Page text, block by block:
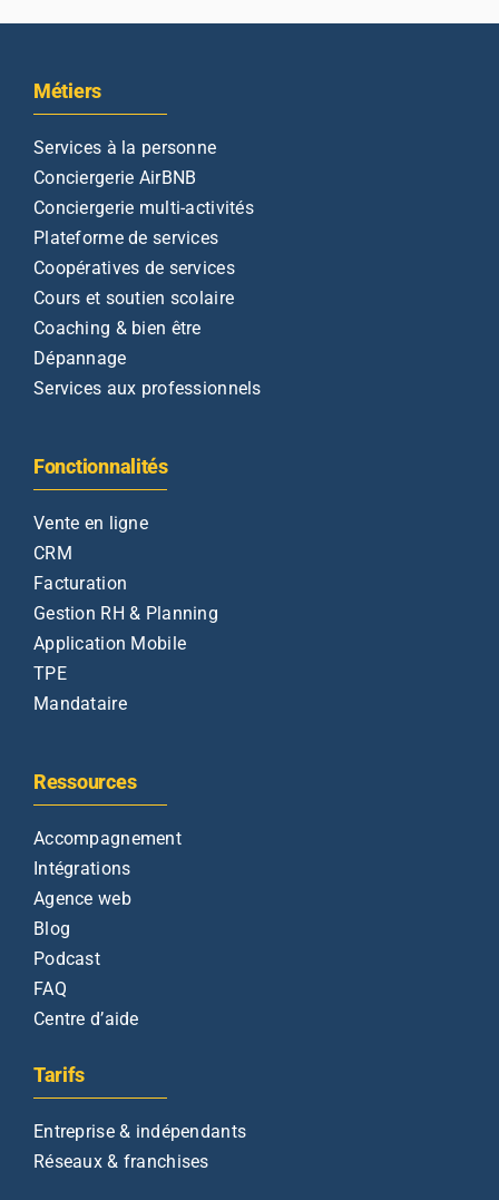
Métiers
Services à la personne
Conciergerie AirBNB
Conciergerie multi-activités
Plateforme de services
Coopératives de services
Cours et soutien scolaire
Coaching & bien être
Dépannage
Services aux professionnels
Fonctionnalités
Vente en ligne
CRM
Facturation
Gestion RH & Planning
Application Mobile
TPE
Mandataire
Ressources
Accompagnement
Intégrations
Agence web
Blog
Podcast
FAQ
Centre d’aide
Tarifs
Entreprise & indépendants
Réseaux & franchises